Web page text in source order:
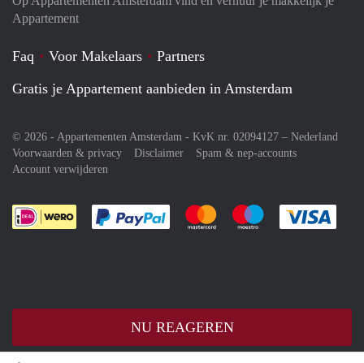
NU REAGEREN
Appartement
Faq Voor Makelaars
Partners
Gratis je Appartement aanbieden in Amsterdam
© 2026 - Appartementen Amsterdam - KvK nr. 02094127 – Nederland
Voorwaarden & privacy
Disclaimer
Spam & nep-accounts
Account verwijderen
Je rekent gemakkelijk af met Paypal
Je rekent gemakkelijk af met
Je rekent